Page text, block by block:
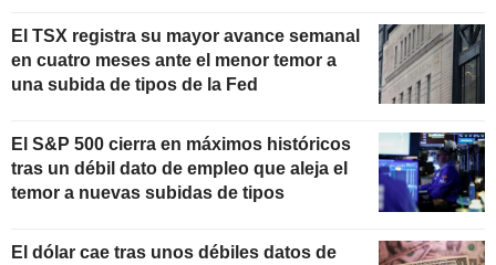
El TSX registra su mayor avance semanal
en cuatro meses ante el menor temor a
una subida de tipos de la Fed
El S&P 500 cierra en máximos históricos
tras un débil dato de empleo que aleja el
temor a nuevas subidas de tipos
El dólar cae tras unos débiles datos de